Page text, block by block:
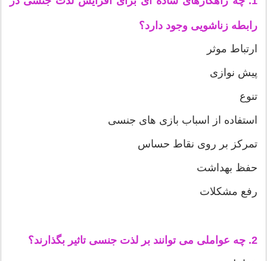
رابطه زناشویی وجود دارد؟
ارتباط موثر
پیش نوازی
تنوع
استفاده از اسباب بازی های جنسی
تمرکز بر روی نقاط حساس
حفظ بهداشت
رفع مشکلات
2. چه عواملی می توانند بر لذت جنسی تاثیر بگذارند؟